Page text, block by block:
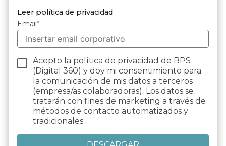
Leer política de privacidad
Email*
Acepto la política de privacidad de BPS
(Digital 360) y doy mi consentimiento para
la comunicación de mis datos a terceros
(empresa/as colaboradoras). Los datos se
tratarán con fines de marketing a través de
métodos de contacto automatizados y
tradicionales.